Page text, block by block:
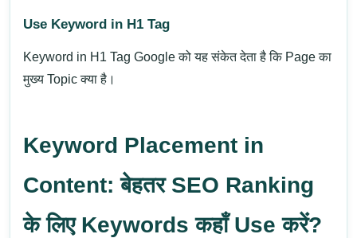
Use Keyword in H1 Tag
Keyword in H1 Tag Google को यह संकेत देता है कि Page का
मुख्य Topic क्या है।
Keyword Placement in
Content: बेहतर SEO Ranking
के लिए Keywords कहाँ Use करें?